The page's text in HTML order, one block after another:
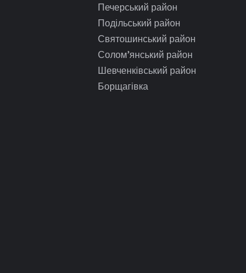
Печерський район
Подільський район
Святошинський район
Солом’янський район
Шевченківський район
Борщагівка